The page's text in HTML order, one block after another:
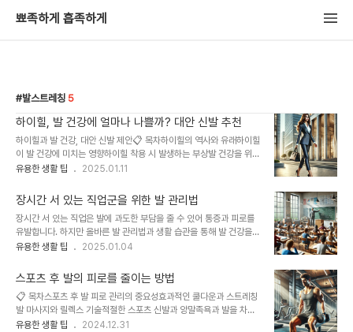
뾰족하게 흡족하게
발스트레칭 5
하이힐, 발 건강에 얼마나 나쁠까? 대안 신발 추천
하이힐과 발 건강, 대안 신발 제안📋 목차하이힐의 역사와 유래하이힐
이 발 건강에 미치는 영향하이힐 착용 시 발생하는 부상발 건강을 위한
대안 신발하이힐 착용 시 유의 사항전문가들의 발 건강 조언FAQ하이
에는 부정적인 영향을 미칠 가능성이 높아요. 굽이 높은 신발은 발 모
양과 자세를 비정상적으로 만들고, 심지어 장기적으로 통증과 변형을
초래할 수도 있답니다. 그래도 걱정하지 마세요. 발 건강을 지키면서도
스타일을 살릴 수 있는 방법과 대안 신발도 충분히 존재해요. 오늘은
하이힐의 역사, 건강에 미치는 영향, 그리고 이를 보완할 수 있는 실용
단순한 패션의 역사가 아니에요. 고..
유용한 생활 팁 2025.01.11
장시간 서 있는 직업군을 위한 발 관리법
장시간 서 있는 직업은 발에 과도한 부담을 줄 수 있어 통증과 피로를
유발합니다. 하지만 올바른 발 관리법과 생활 습관을 통해 발 건강을
유지하고 통증을 예방할 수 있습니다. 이 글에서는 발 통증을 줄이는
리고 영양 관리에 이르기까지 발 건강을 지키는 실질적인 방법을 다룹
니다.📋 목차발 통증 예방하기올바른 신발 선택정기적인 발 스트레칭
발 마사지 방법수분 섭취와 영양 관리보조기구 활용효과적인 휴식 방
법발 통증 예방하기장시간 서 있는 직업에서 발 통증을 예방하려면 체
중을 양발에 고르게 분산시키는 자세를 유지하는 것이 필수적입니다.
유용한 생활 팁 2025.01.04
스포츠 후 발의 피로를 줄이는 방법
📋 목차스포츠 후 발 피로 관리의 중요성효과적인 쿨다운과 스트레칭
발 마사지와 릴렉스 기술적절한 스포츠 신발과 양말족욕과 발을 차갑
게 식히는 방법피로 회복을 돕는 영양 섭취스포츠 중 발 피로 예방 팁
유용한 생활 팁 2024.12.31